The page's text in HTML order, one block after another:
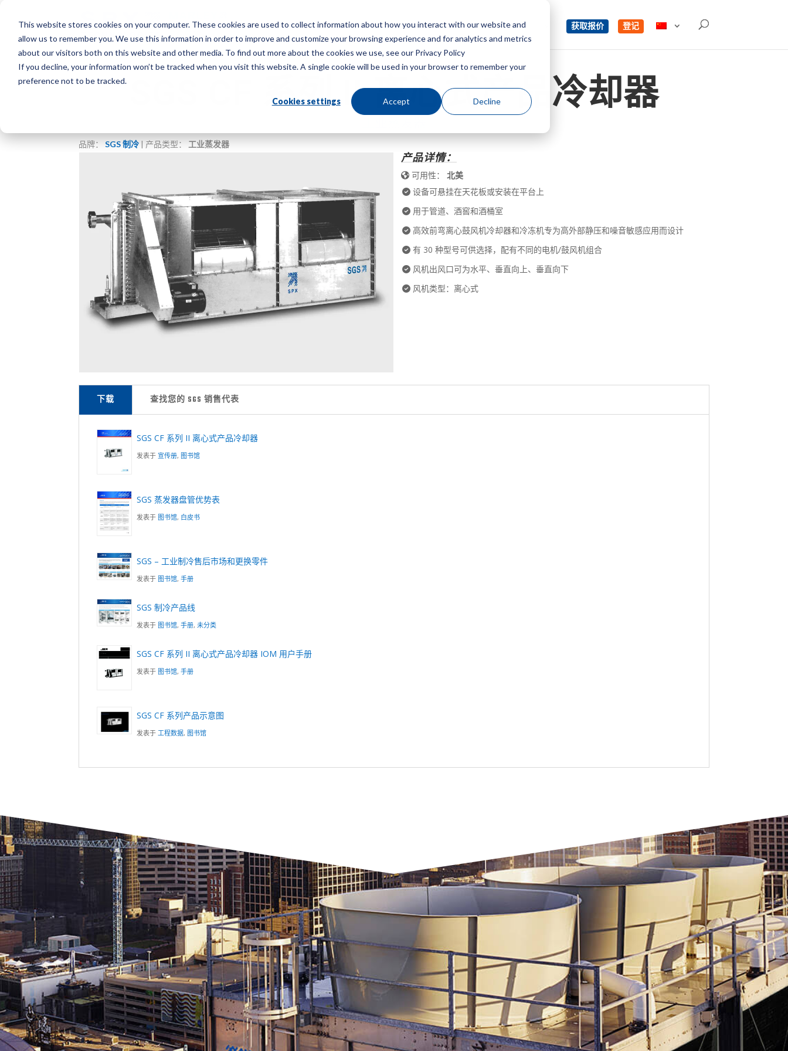
This website stores cookies on your computer. These cookies are used to collect information about how you interact with our website and
allow us to remember you. We use this information in order to improve and customize your browsing experience and for analytics and metrics
about our visitors both on this website and other media. To find out more about the cookies we use, see our Privacy Policy
If you decline, your information won’t be tracked when you visit this website. A single cookie will be used in your browser to remember your
preference not to be tracked.
Cookies settings Accept Decline
菜单 获取报价 登记
SGS CF 系列 II 离心式产品冷却器
品牌：SGS 制冷 | 产品类型： 工业蒸发器
产品详情：
可用性：
北美
设备可悬挂在天花板或安装在平台上
用于管道、酒窖和酒桶室
高效前弯离心鼓风机冷却器和冷冻机专为高外部静压和噪音敏感应用而设计
有 30 种型号可供选择，配有不同的电机/鼓风机组合
风机出风口可为水平、垂直向上、垂直向下
风机类型：离心式
下载 查找您的 SGS 销售代表
SGS CF 系列 II 离心式产品冷却器
发表于 宣传册, 图书馆
SGS 蒸发器盘管优势表
发表于 图书馆, 白皮书
SGS – 工业制冷售后市场和更换零件
发表于 图书馆,手册
SGS 制冷产品线
发表于 图书馆,手册,未分类
SGS CF 系列 II 离心式产品冷却器 IOM 用户手册
发表于 图书馆,手册
SGS CF 系列产品示意图
发表于 工程数据, 图书馆